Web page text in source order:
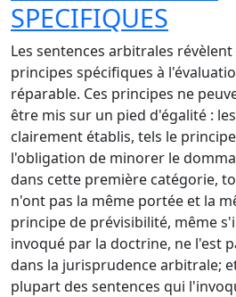
SPECIFIQUES
Les sentences arbitrales
principes spécifiques à
réparable. Ces principes ne
être mis sur un pied d'égalité :
clairement établis, tels le
l'obligation de minorer le
dans cette première catégorie,
n'ont pas la même portée et la
principe de prévisibilité, même
invoqué par la doctrine, ne l'est
dans la jurisprudence arbitrale;
plupart des sentences qui